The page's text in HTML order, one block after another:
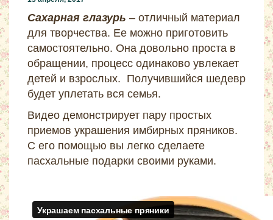
Сахарная глазурь – отличный материал
для творчества. Ее можно приготовить
самостоятельно. Она довольно проста в
обращении, процесс одинаково увлекает
детей и взрослых. Получившийся шедевр
будет уплетать вся семья.
Видео демонстрирует пару простых
приемов украшения имбирных пряников.
С его помощью вы легко сделаете
пасхальные подарки своими руками.